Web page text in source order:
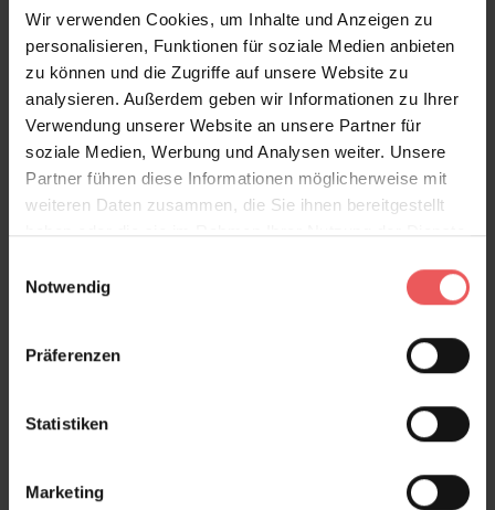
Wir verwenden Cookies, um Inhalte und Anzeigen zu
personalisieren, Funktionen für soziale Medien anbieten
zu können und die Zugriffe auf unsere Website zu
analysieren. Außerdem geben wir Informationen zu Ihrer
Verwendung unserer Website an unsere Partner für
soziale Medien, Werbung und Analysen weiter. Unsere
Partner führen diese Informationen möglicherweise mit
weiteren Daten zusammen, die Sie ihnen bereitgestellt
haben oder die sie im Rahmen Ihrer Nutzung der Dienste
Notwendig
Präferenzen
Statistiken
Marketing
Lebendigkeit und Glanz in Ihr Zuhause. Kombinieren
Sie die Tapete Confetti mit modernen Formen und
Farben, vereinen sich die zauberhaften Sprenkel mit
den klaren Linien und glatten Flächen Ihrer
Einrichtung zu einem eleganten Spiel miteinander. Sie
können ganze Wände mit der Vliestapete gestalten
oder aber Sie setzen Akzente mit einzelnen Bahnen,
was besonders schön in einem hohen Flur zur Geltung